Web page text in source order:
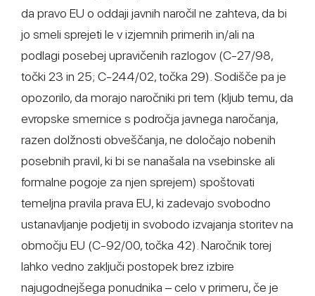
da pravo EU o oddaji javnih naročil ne zahteva, da bi
jo smeli sprejeti le v izjemnih primerih in/ali na
podlagi posebej upravičenih razlogov (C-27/98,
točki 23 in 25; C-244/02, točka 29). Sodišče pa je
opozorilo, da morajo naročniki pri tem (kljub temu, da
evropske smernice s področja javnega naročanja,
razen dolžnosti obveščanja, ne določajo nobenih
posebnih pravil, ki bi se nanašala na vsebinske ali
formalne pogoje za njen sprejem) spoštovati
temeljna pravila prava EU, ki zadevajo svobodno
ustanavljanje podjetij in svobodo izvajanja storitev na
območju EU (C-92/00, točka 42). Naročnik torej
lahko vedno zaključi postopek brez izbire
najugodnejšega ponudnika – celo v primeru, če je